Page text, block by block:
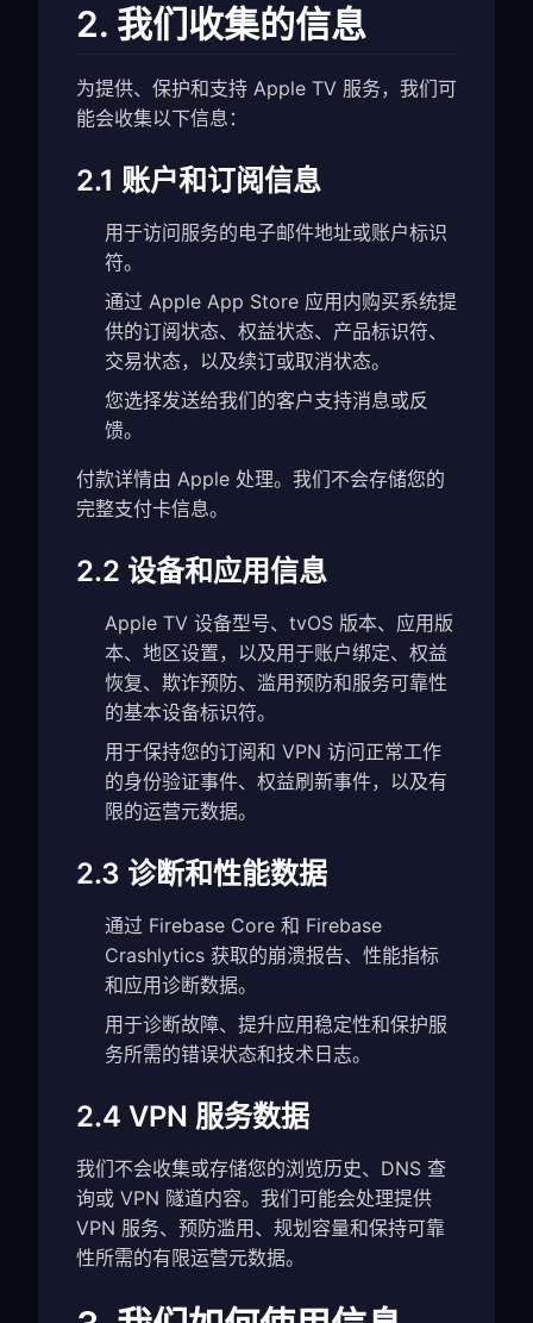
2. 我们收集的信息
为提供、保护和支持 Apple TV 服务，我们可
能会收集以下信息：
2.1 账户和订阅信息
用于访问服务的电子邮件地址或账户标识
符。
通过 Apple App Store 应用内购买系统提
供的订阅状态、权益状态、产品标识符、
交易状态，以及续订或取消状态。
您选择发送给我们的客户支持消息或反
馈。
付款详情由 Apple 处理。我们不会存储您的
完整支付卡信息。
2.2 设备和应用信息
Apple TV 设备型号、tvOS 版本、应用版
本、地区设置，以及用于账户绑定、权益
恢复、欺诈预防、滥用预防和服务可靠性
的基本设备标识符。
用于保持您的订阅和 VPN 访问正常工作
的身份验证事件、权益刷新事件，以及有
限的运营元数据。
2.3 诊断和性能数据
通过 Firebase Core 和 Firebase
Crashlytics 获取的崩溃报告、性能指标
和应用诊断数据。
用于诊断故障、提升应用稳定性和保护服
务所需的错误状态和技术日志。
2.4 VPN 服务数据
我们不会收集或存储您的浏览历史、DNS 查
询或 VPN 隧道内容。我们可能会处理提供
VPN 服务、预防滥用、规划容量和保持可靠
性所需的有限运营元数据。